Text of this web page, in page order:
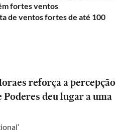
fortes ventos
de ventos fortes de até 100
reforça a percepção
Poderes deu lugar a uma